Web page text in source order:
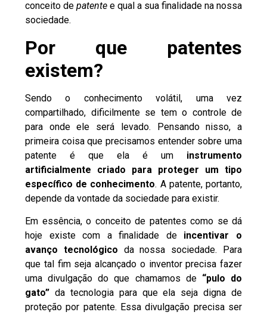
conceito de patente e qual a sua finalidade na nossa
sociedade.
Por que patentes
existem?
Sendo o conhecimento volátil, uma vez
compartilhado, dificilmente se tem o controle de
para onde ele será levado. Pensando nisso, a
primeira coisa que precisamos entender sobre uma
patente é que ela é um instrumento
artificialmente criado para proteger um tipo
específico de conhecimento. A patente, portanto,
depende da vontade da sociedade para existir.
Em essência, o conceito de patentes como se dá
hoje existe com a finalidade de incentivar o
avanço tecnológico da nossa sociedade. Para
que tal fim seja alcançado o inventor precisa fazer
uma divulgação do que chamamos de “pulo do
gato” da tecnologia para que ela seja digna de
proteção por patente. Essa divulgação precisa ser